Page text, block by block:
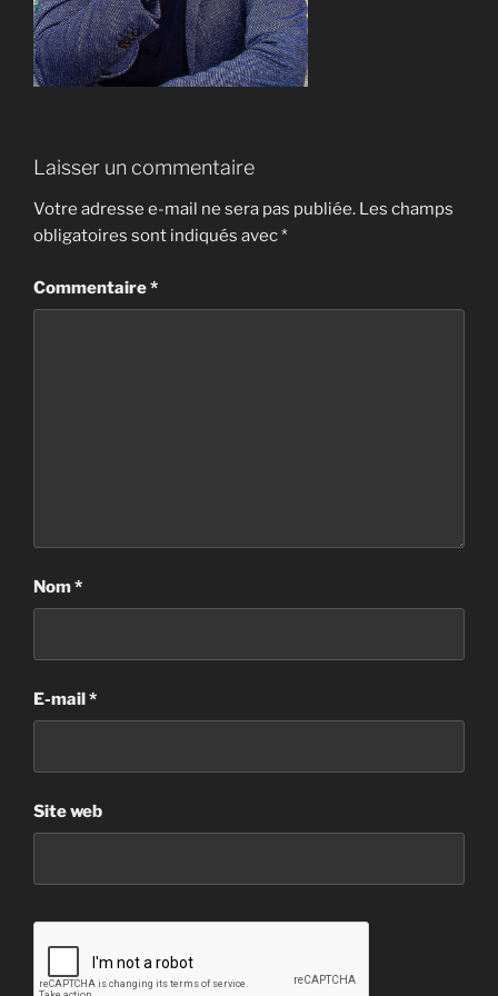
Laisser un commentaire
Votre adresse e-mail ne sera pas publiée. Les champs
obligatoires sont indiqués avec*
Commentaire*
Nom*
E-mail*
Site web